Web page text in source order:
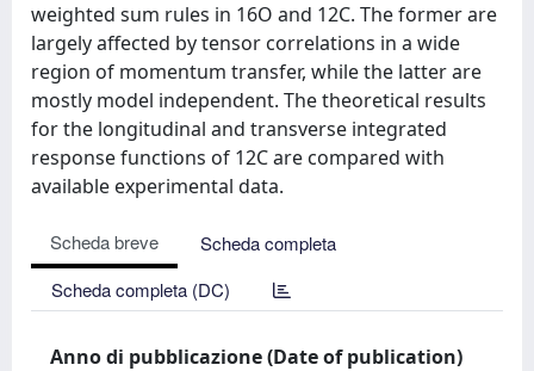
weighted sum rules in 16O and 12C. The former are
largely affected by tensor correlations in a wide
region of momentum transfer, while the latter are
mostly model independent. The theoretical results
for the longitudinal and transverse integrated
response functions of 12C are compared with
available experimental data.
Scheda breve
Scheda completa
Scheda completa (DC)
Anno di pubblicazione (Date of publication)